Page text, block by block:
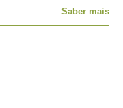
Saber mais